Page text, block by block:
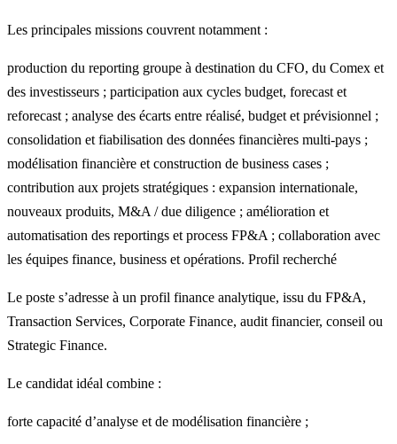
Les principales missions couvrent notamment :
production du reporting groupe à destination du CFO, du Comex et
des investisseurs ; participation aux cycles budget, forecast et
reforecast ; analyse des écarts entre réalisé, budget et prévisionnel ;
consolidation et fiabilisation des données financières multi-pays ;
modélisation financière et construction de business cases ;
contribution aux projets stratégiques : expansion internationale,
nouveaux produits, M&A / due diligence ; amélioration et
automatisation des reportings et process FP&A ; collaboration avec
les équipes finance, business et opérations. Profil recherché
Le poste s’adresse à un profil finance analytique, issu du FP&A,
Transaction Services, Corporate Finance, audit financier, conseil ou
Strategic Finance.
Le candidat idéal combine :
forte capacité d’analyse et de modélisation financière ;